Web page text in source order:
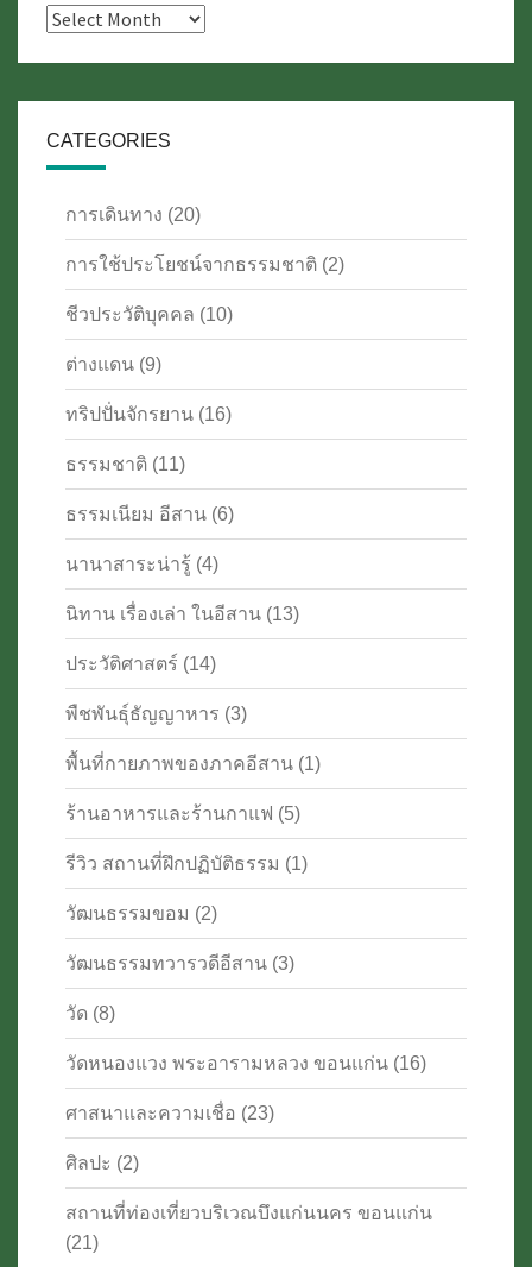
Archives
CATEGORIES
การเดินทาง (20)
การใช้ประโยชน์จากธรรมชาติ (2)
ชีวประวัติบุคคล (10)
ต่างแดน (9)
ทริปปั่นจักรยาน (16)
ธรรมชาติ (11)
ธรรมเนียม อีสาน (6)
นานาสาระน่ารู้ (4)
นิทาน เรื่องเล่า ในอีสาน (13)
ประวัติศาสตร์ (14)
พืชพันธุ์ธัญญาหาร (3)
พื้นที่กายภาพของภาคอีสาน (1)
ร้านอาหารและร้านกาแฟ (5)
รีวิว สถานที่ฝึกปฏิบัติธรรม (1)
วัฒนธรรมขอม (2)
วัฒนธรรมทวารวดีอีสาน (3)
วัด (8)
วัดหนองแวง พระอารามหลวง ขอนแก่น (16)
ศาสนาและความเชื่อ (23)
ศิลปะ (2)
สถานที่ท่องเที่ยวบริเวณบึงแก่นนคร ขอนแก่น
(21)